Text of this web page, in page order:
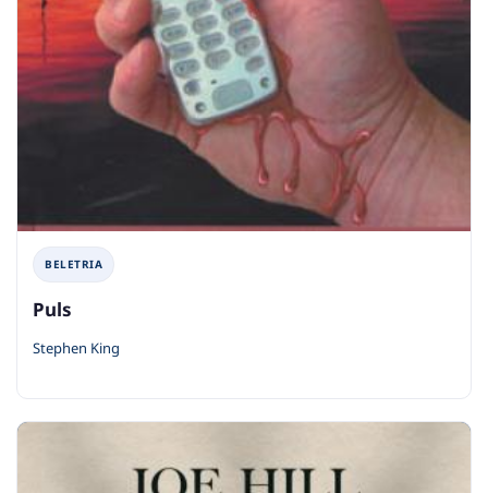
BELETRIA
Puls
Stephen King